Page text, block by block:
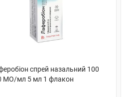
спрей назальний 100
МО/мл 5 мл 1 флакон